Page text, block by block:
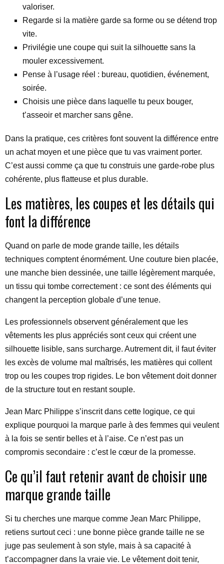
valoriser.
Regarde si la matière garde sa forme ou se détend trop
vite.
Privilégie une coupe qui suit la silhouette sans la
mouler excessivement.
Pense à l’usage réel : bureau, quotidien, événement,
soirée.
Choisis une pièce dans laquelle tu peux bouger,
t’asseoir et marcher sans gêne.
Dans la pratique, ces critères font souvent la différence entre
un achat moyen et une pièce que tu vas vraiment porter.
C’est aussi comme ça que tu construis une garde-robe plus
cohérente, plus flatteuse et plus durable.
Les matières, les coupes et les détails qui
font la différence
Quand on parle de mode grande taille, les détails
techniques comptent énormément. Une couture bien placée,
une manche bien dessinée, une taille légèrement marquée,
un tissu qui tombe correctement : ce sont des éléments qui
changent la perception globale d’une tenue.
Les professionnels observent généralement que les
vêtements les plus appréciés sont ceux qui créent une
silhouette lisible, sans surcharge. Autrement dit, il faut éviter
les excès de volume mal maîtrisés, les matières qui collent
trop ou les coupes trop rigides. Le bon vêtement doit donner
de la structure tout en restant souple.
Jean Marc Philippe s’inscrit dans cette logique, ce qui
explique pourquoi la marque parle à des femmes qui veulent
à la fois se sentir belles et à l’aise. Ce n’est pas un
compromis secondaire : c’est le cœur de la promesse.
Ce qu’il faut retenir avant de choisir une
marque grande taille
Si tu cherches une marque comme Jean Marc Philippe,
retiens surtout ceci : une bonne pièce grande taille ne se
juge pas seulement à son style, mais à sa capacité à
t’accompagner dans la vraie vie. Le vêtement doit tenir,